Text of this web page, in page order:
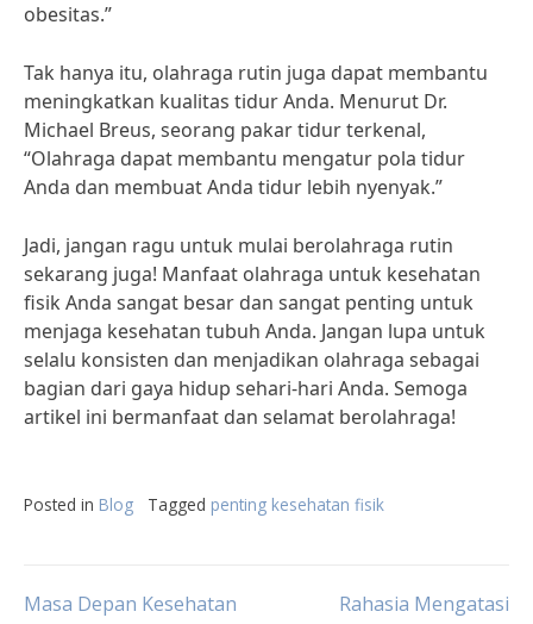
obesitas.”
Tak hanya itu, olahraga rutin juga dapat membantu
meningkatkan kualitas tidur Anda. Menurut Dr.
Michael Breus, seorang pakar tidur terkenal,
“Olahraga dapat membantu mengatur pola tidur
Anda dan membuat Anda tidur lebih nyenyak.”
Jadi, jangan ragu untuk mulai berolahraga rutin
sekarang juga! Manfaat olahraga untuk kesehatan
fisik Anda sangat besar dan sangat penting untuk
menjaga kesehatan tubuh Anda. Jangan lupa untuk
selalu konsisten dan menjadikan olahraga sebagai
bagian dari gaya hidup sehari-hari Anda. Semoga
artikel ini bermanfaat dan selamat berolahraga!
Posted in Blog Tagged penting kesehatan fisik
Masa Depan Kesehatan
Rahasia Mengatasi